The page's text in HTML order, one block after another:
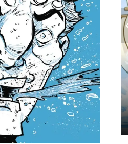
一跳：雷死人不偿命
集（1168）